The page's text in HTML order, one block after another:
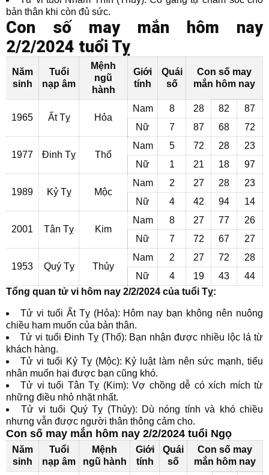
bản thân khi còn đủ sức.
Con số may mắn hôm nay
2/2/2024 tuổi Tỵ
Năm
sinh
Tuổi
nạp âm
Mệnh
ngũ
hành
Giới
tính
Quái
số
Con số may
mắn hôm nay
1965 Ất Tỵ Hỏa
Nam 8 28 82
87
Nữ
7 87 68 72
1977 Đinh Tỵ Thổ
Nam 5 72 28
23
Nữ
1 21 18 97
1989 Kỷ Tỵ Mộc
Nam 2 27 28
23
Nữ
4 42 94 14
2001 Tân Tỵ Kim
Nam 8 27 77
26
Nữ
7 72 67 27
1953 Quý Tỵ Thủy
Nam 2 27 72
28
Nữ
4 19 43
44
Tổng quan tử vi hôm nay 2/2/2024 của tuổi Tỵ:
Tử vi tuổi Ất Tỵ (Hỏa): Hôm nay bạn không nên nuông
chiều ham muốn của bản thân.
Tử vi tuổi Đinh Tỵ (Thổ): Bạn nhận được nhiều lộc lá từ
khách hàng.
Tử vi tuổi Kỷ Tỵ (Mộc): Kỷ luật làm nên sức mạnh, tiểu
nhân muốn hại được bạn cũng khó.
Tử vi tuổi Tân Tỵ (Kim): Vợ chồng dễ có xích mích từ
những điều nhỏ nhặt nhất.
Tử vi tuổi Quý Tỵ (Thủy): Dù nóng tính và khó chiều
nhưng vẫn được người thân thông cảm cho.
Con số may mắn hôm nay 2/2/2024 tuổi Ngọ
Năm
sinh
Tuổi
nạp âm
Mệnh
ngũ hành
Giới
tính
Quái
số
Con số may
mắn hôm nay